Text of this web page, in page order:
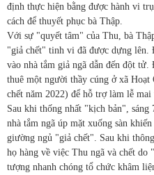
định thực hiện bằng được hành vi
cách để thuyết phục bà Thập.
Với sự "quyết tâm" của Thu, bà
"giả chết" tinh vi đã được dựng lên.
vào nhà tắm giả ngã dẫn đến đột
thuê một người thầy cúng ở xã
chết năm 2022) để hỗ trợ làm lễ mai
Sau khi thống nhất "kịch bản",
nhà tắm ngã úp mặt xuống sàn
giường ngủ "giả chết". Sau khi
họ hàng về việc Thu ngã và chết
tượng nhanh chóng tổ chức khâm